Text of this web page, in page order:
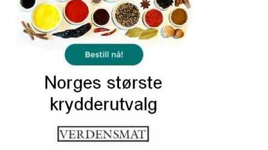
Smaken av skog
Tapaskrydder
Tomatflak
Om oss
Nettbutikk